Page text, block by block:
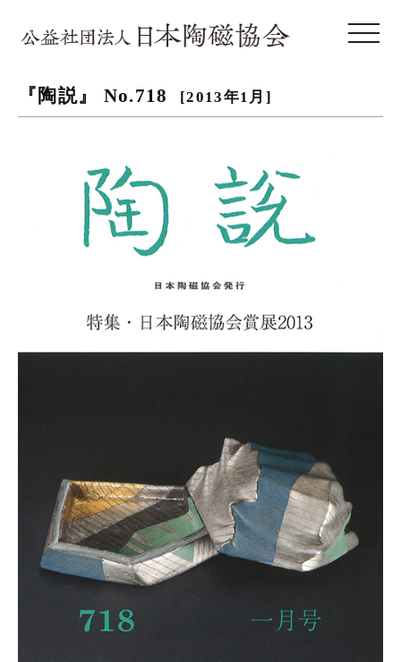
toggle
『陶説』 No.718 [2013年1月]